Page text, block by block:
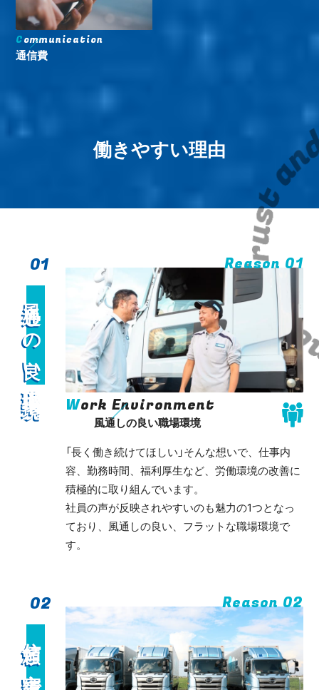
Communication
通信費
働きやすい理由
Reason 01
Work Environment
風通しの良い職場環境
「長く働き続けてほしい」そんな想いで、仕事内
容、勤務時間、福利厚生など、労働環境の改善に
積極的に取り組んでいます。
社員の声が反映されやすいのも魅力の1つとなっ
ており、風通しの良い、フラットな職場環境で
す。
01
風通しの良い職場環境
風通しの良い職場環境
Reason 02
02